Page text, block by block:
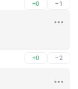
+0 –1
+0 –2